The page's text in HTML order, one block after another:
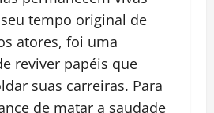
tempo original de
atores, foi uma
reviver papéis que
suas carreiras. Para
de matar a saudade